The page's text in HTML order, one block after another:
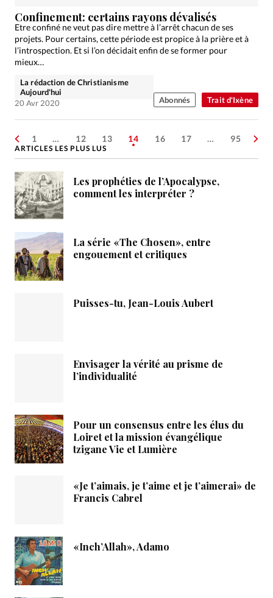
Trait d'Ixène
Confinement: certains rayons dévalisés
Etre confiné ne veut pas dire mettre à l’arrêt chacun de ses
projets. Pour certains, cette période est propice à la prière et à
l’introspection. Et si l’on décidait enfin de se former pour
mieux…
La rédaction de Christianisme
Aujourd'hui
20 Avr 2020
Abonnés
1 … 12 13 14 16 17 … 95
ARTICLES LES PLUS LUS
Les prophéties de l’Apocalypse,
comment les interpréter ?
La série «The Chosen», entre
engouement et critiques
Puisses-tu, Jean-Louis Aubert
Envisager la vérité au prisme de
l’individualité
Pour un consensus entre les élus du
Loiret et la mission évangélique
tzigane Vie et Lumière
«Je t’aimais, je t’aime et je t’aimerai» de
Francis Cabrel
«Inch’Allah», Adamo